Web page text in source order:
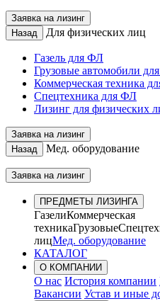
Заявка на лизинг
Назад
Для физических лиц
Газель для ФЛ
Грузовые автомобили
Коммерческая техника
Спецтехника для ФЛ
Лизинг для физических
Заявка на лизинг
Назад
Мед. оборудование
Заявка на лизинг
ПРЕДМЕТЫ ЛИЗИНГА
ГазелиКоммерческая
техникаГрузовые
лицМед. оборудование
КАТАЛОГ
О КОМПАНИИ
О нас История компании
Вакансии Устав и иные